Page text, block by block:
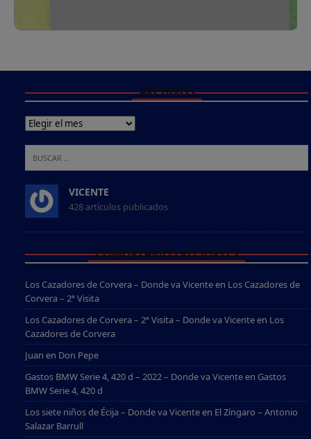
ARCHIVOS
VICENTE
428 artículos publicados
COMENTARIOS RECIENTES
Los Cazadores de Corvera – Donde va Vicenteen Los Cazadores de
Corvera – 2ª Visita
Los Cazadores de Corvera – 2ª Visita – Donde va Vicenteen Los
Cazadores de Corvera
Juan en Don Pepe
Gastos BMW Serie 4, 420 d – 2022 – Donde va Vicenteen Gastos
BMW Serie 4, 420 d
Los siete niños de Écija – Donde va Vicenteen El Zíngaro – Antonio
Salazar Barrull